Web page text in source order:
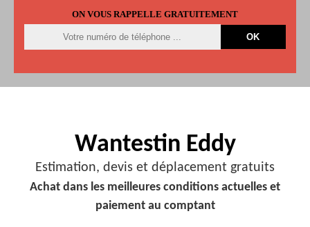
ON VOUS RAPPELLE GRATUITEMENT
Wantestin Eddy
Estimation, devis et déplacement gratuits
Achat dans les meilleures conditions actuelles et
paiement au comptant